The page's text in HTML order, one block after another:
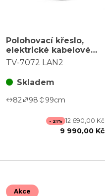
Polohovací křeslo,
elektrické kabelové
ovládání, béžová,
TV-7072 LAN2
Skladem
82 98 99cm
- 21% 12 690,00 Kč
9 990,00 Kč
Akce